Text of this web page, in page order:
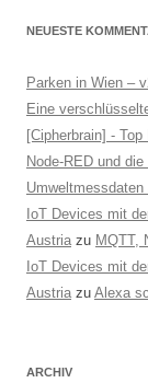
a
i
o
n
NEUESTE
Parken in Wien –
Eine
[Cipherbrain] -
Node-RED und
IoT Devices mit
Austria zu MQTT,
IoT Devices mit
Austria zu Alexa
ARCHIV